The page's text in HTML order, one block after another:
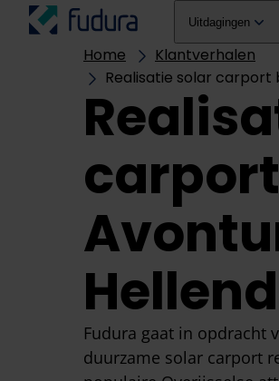
Overslaan naar inhoud
Uitdagingen
Home
Klantverhalen
Realisatie solar carport
Fudura gaat in opdracht
duurzame solar carport